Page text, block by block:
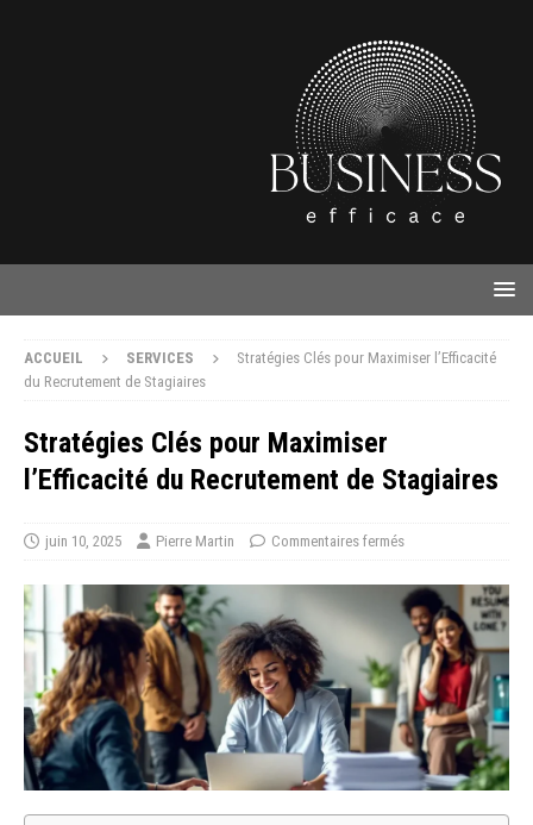
ACCUEIL SERVICES
Stratégies Clés pour Maximiser l’Efficacité
du Recrutement de Stagiaires
Stratégies Clés pour Maximiser
l’Efficacité du Recrutement de Stagiaires
juin 10, 2025 Pierre Martin Commentaires fermés